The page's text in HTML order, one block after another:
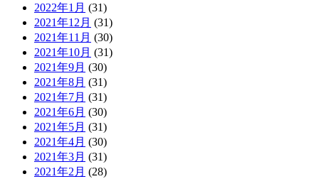
2022年1月 (31)
2021年12月 (31)
2021年11月 (30)
2021年10月 (31)
2021年9月 (30)
2021年8月 (31)
2021年7月 (31)
2021年6月 (30)
2021年5月 (31)
2021年4月 (30)
2021年3月 (31)
2021年2月 (28)